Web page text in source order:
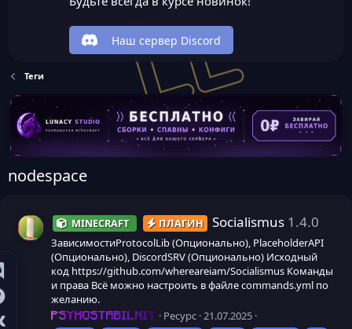
Наш сервер Discord
Теги
nodespace
MINECRAFT ПЛАГИН Socialismus 1.4.0
ЗависимостиProtocolLib (Опционально), PlaceholderAPI
(Опционально), DiscordSRV (Опционально) Исходный
код https://github.com/whereareiam/Socialismus Команды
и права Всё можно настроить в файле commands.yml по
желанию.
PSYHOSTABILNIY Ресурс 21.07.2025